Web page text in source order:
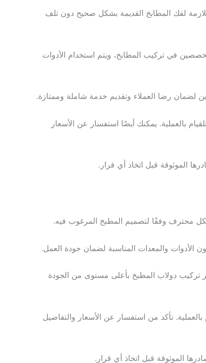
لفك المطابخ القديمة بشكل صحيح دون تلف
في تركيب المطابخ، ويتم استخدام الأدوات
لضمان رضا العملاء وتقديم خدمة شاملة وممتازة.
بالعملية. يمكنك أيضًا استفسار عن الأسعار
الموثوقة قبل اتخاذ أي قرار.
محترف وفقًا لتصميم المطبخ المرغوب فيه.
الأدوات والمعدات المناسبة لضمان جودة العمل.
تركيب دولاب المطبخ بأعلى مستوى من الجودة
تأكد من استفسار عن الأسعار والتفاصيل
الموثوقة قبل اتخاذ أي قرار.